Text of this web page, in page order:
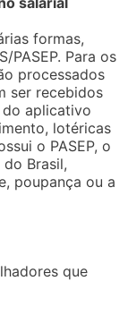
formas,
PASEP. Para os
processados
ser recebidos
aplicativo
lotéricas
o PASEP, o
Brasil,
poupança ou a
que